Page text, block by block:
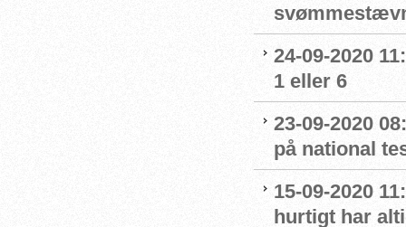
24-09-2020
1 eller 6
23-09-2020
på national
15-09-2020
hurtigt har